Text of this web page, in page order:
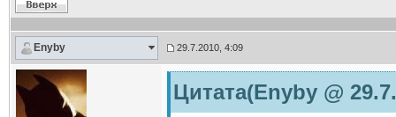
Enyby 29.7.2010, 4:09
Цитата(Enyby @